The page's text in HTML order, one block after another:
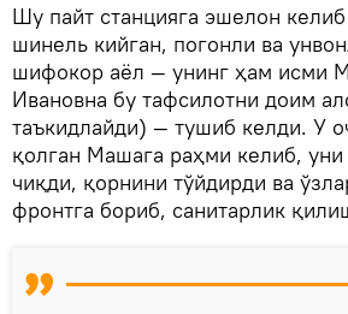
Шу пайт станцияга эшелон
шинель кийган, погонли ва
шифокор аёл — унинг ҳам исми
Ивановна бу тафсилотни доим
таъкидлайди) — тушиб келди. У
қолган Машага раҳми келиб, уни
чиқди, қорнини тўйдирди ва
фронтга бориб, санитарлик